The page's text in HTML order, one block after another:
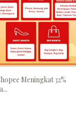
Meningkat 32%